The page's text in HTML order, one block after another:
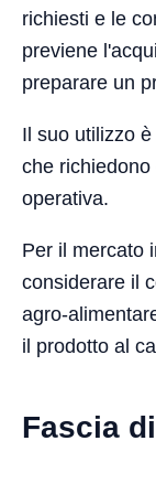
richiesti e le
previene
preparare un
Il suo utilizzo
che
operativa.
Per il mercato
considerare il
agro-
il prodotto al
Fascia